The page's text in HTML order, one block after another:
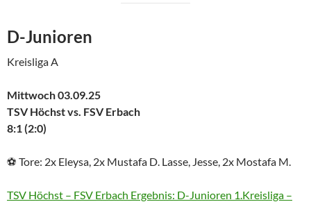
D-Junioren
Kreisliga A
Mittwoch 03.09.25
TSV Höchst vs. FSV Erbach
8:1 (2:0)
⚽ Tore: 2x Eleysa, 2x Mustafa D. Lasse, Jesse, 2x Mostafa M.
TSV Höchst – FSV Erbach Ergebnis: D-Junioren 1.Kreisliga –